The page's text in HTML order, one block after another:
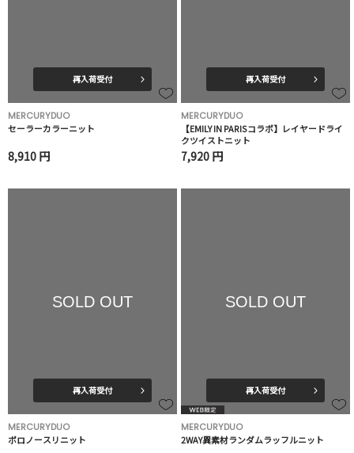
再入荷受付
MERCURYDUO
セーラーカラーニット
8,910 円
再入荷受付
MERCURYDUO
【EMILY IN PARISコラボ】レイヤードライ
クツイストニット
7,920 円
SOLD OUT
再入荷受付
MERCURYDUO
ポロノースリニット
SOLD OUT
再入荷受付
MERCURYDUO
2WAY異素材ランダムラッフルニット